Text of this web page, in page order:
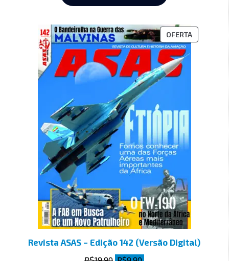
OFERTA
Revista ASAS – Edição 142 (Versão Digital)